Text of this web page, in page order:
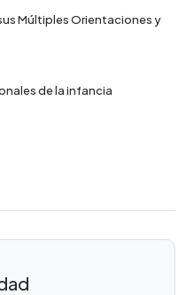
Múltiples Orientaciones y
de la infancia